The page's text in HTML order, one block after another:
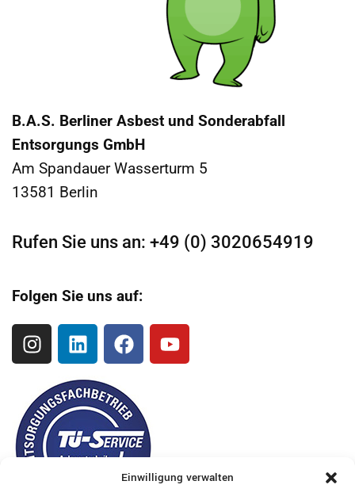
Einwilligung verwalten
B.A.S. Berliner Asbest und Sonderabfall
Entsorgungs GmbH
Am Spandauer Wasserturm 5
13581 Berlin
Rufen Sie uns an: +49 (0) 3020654919
Folgen Sie uns auf: